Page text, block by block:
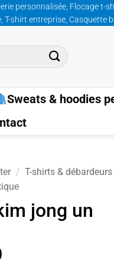
personnalisée, Flocage t-
shirt entreprise, Casquette
Sweats & hoodies
/ T-shirts & débardeurs
jong un